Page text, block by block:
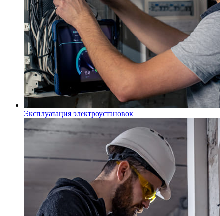
Эксплуатация электроустановок